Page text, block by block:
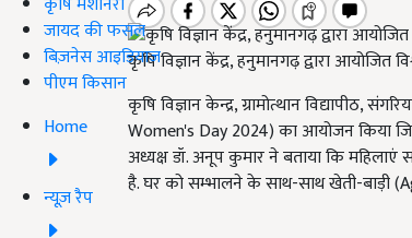
जायद की फसल
बिज़नेस आइडियाज
पीएम किसान
Home
न्यूज़ रैप
कृषि विज्ञान केंद्र, हनुमानगढ़ द्वारा आयोजित
कृषि विज्ञान केन्द्र, ग्रामोत्थान विद्यापीठ,
Women's Day 2024) का आयोजन किया
अध्यक्ष डॉ. अनूप कुमार ने बताया कि
है. घर को सम्भालने के साथ-साथ खेती-बाड़ी